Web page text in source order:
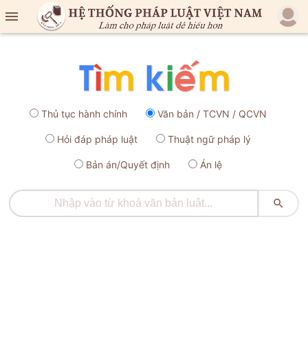

Thủ tục hành chính Văn bản / TCVN / QCVN
Hỏi đáp pháp luật Thuật ngữ pháp lý
Bản án/Quyết định Án lệ
